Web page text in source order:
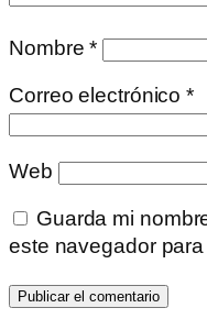
Nombre*
Correo electrónico*
Web
Guarda mi
este navegador